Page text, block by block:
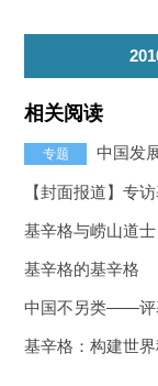
相关阅读
专题 中国发
【封面报道】专
基辛格与崂山道士
基辛格的基辛格
中国不另类——评
基辛格：构建世